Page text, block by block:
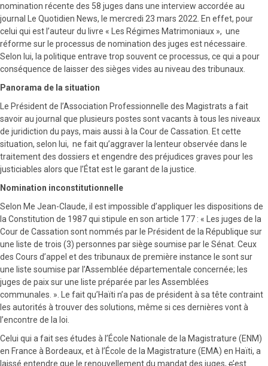
nomination récente des 58 juges dans une interview accordée au
journal Le Quotidien News, le mercredi 23 mars 2022. En effet, pour
celui qui est l’auteur du livre « Les Régimes Matrimoniaux », une
réforme sur le processus de nomination des juges est nécessaire.
Selon lui, la politique entrave trop souvent ce processus, ce qui a pour
conséquence de laisser des sièges vides au niveau des tribunaux.
Panorama de la situation
Le Président de l’Association Professionnelle des Magistrats a fait
savoir au journal que plusieurs postes sont vacants à tous les niveaux
de juridiction du pays, mais aussi à la Cour de Cassation. Et cette
situation, selon lui, ne fait qu’aggraver la lenteur observée dans le
traitement des dossiers et engendre des préjudices graves pour les
justiciables alors que l’État est le garant de la justice.
Nomination inconstitutionnelle
Selon Me Jean-Claude, il est impossible d’appliquer les dispositions de
la Constitution de 1987 qui stipule en son article 177 : « Les juges de la
Cour de Cassation sont nommés par le Président de la République sur
une liste de trois (3) personnes par siège soumise par le Sénat. Ceux
des Cours d’appel et des tribunaux de première instance le sont sur
une liste soumise par l’Assemblée départementale concernée; les
juges de paix sur une liste préparée par les Assemblées
communales. ». Le fait qu’Haïti n’a pas de président à sa tête contraint
les autorités à trouver des solutions, même si ces dernières vont à
l’encontre de la loi.
Celui qui a fait ses études à l’École Nationale de la Magistrature (ENM)
en France à Bordeaux, et à l’École de la Magistrature (EMA) en Haïti, a
laissé entendre que le renouvellement du mandat des juges, c’est